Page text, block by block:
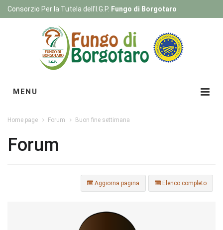
Consorzio Per la Tutela dell'I.G.P. Fungo di Borgotaro
MENU
Home page Forum Buon fine settimana
Forum
Elenco completo
Aggiorna pagina